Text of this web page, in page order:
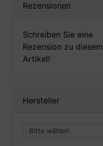
Rezensionen
Schreiben Sie eine
Rezension zu diesem
Artikel!
Hersteller